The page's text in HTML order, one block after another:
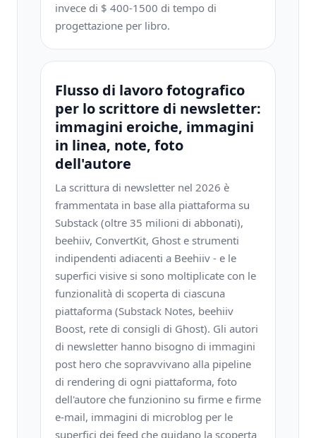
invece di $ 400-1500 di tempo di
progettazione per libro.
Flusso di lavoro fotografico
per lo scrittore di newsletter:
immagini eroiche, immagini
in linea, note, foto
dell'autore
La scrittura di newsletter nel 2026 è
frammentata in base alla piattaforma su
Substack (oltre 35 milioni di abbonati),
beehiiv, ConvertKit, Ghost e strumenti
indipendenti adiacenti a Beehiiv - e le
superfici visive si sono moltiplicate con le
funzionalità di scoperta di ciascuna
piattaforma (Substack Notes, beehiiv
Boost, rete di consigli di Ghost). Gli autori
di newsletter hanno bisogno di immagini
post hero che sopravvivano alla pipeline
di rendering di ogni piattaforma, foto
dell'autore che funzionino su firme e firme
e-mail, immagini di microblog per le
superfici dei feed che guidano la scoperta